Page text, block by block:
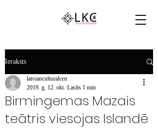
Ieraksts
Birmingemas Mazais
teātris viesojas Islandē
latvianculturalcen
2019. g. 12. okt. Lasīts 1 min